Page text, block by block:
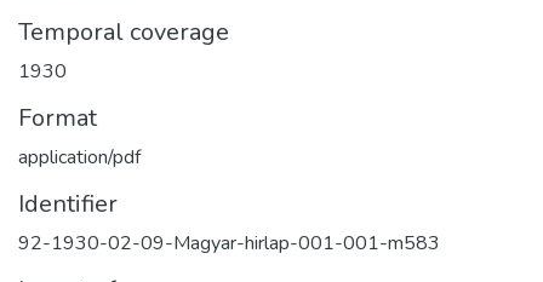
Temporal coverage
1930
Format
application/pdf
Identifier
92-1930-02-09-Magyar-hirlap-001-001-m583